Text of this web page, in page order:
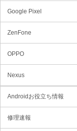
Google Pixel
ZenFone
OPPO
Nexus
Androidお役立ち情報
修理速報